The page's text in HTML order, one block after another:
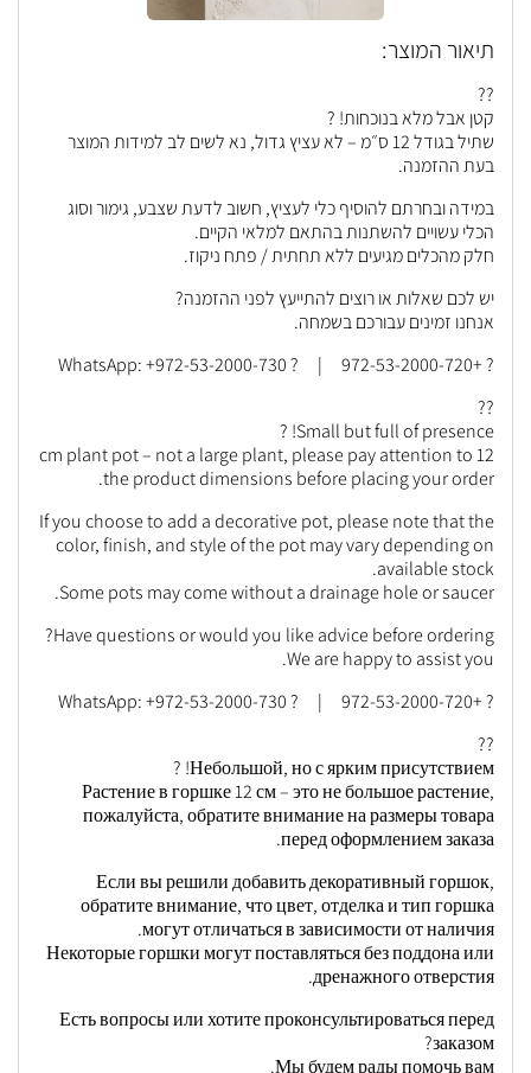
תיאור המוצר:
??
קטן אבל מלא בנוכחות! ?
שתיל בגודל 12 ס״מ – לא עציץ גדול, נא לשים לב למידות המוצר
בעת ההזמנה.
במידה ובחרתם להוסיף כלי לעציץ, חשוב לדעת שצבע, גימור וסוג
הכלי עשויים להשתנות בהתאם למלאי הקיים.
חלק מהכלים מגיעים ללא תחתית / פתח ניקוז.
יש לכם שאלות או רוצים להתייעץ לפני ההזמנה?
אנחנו זמינים עבורכם בשמחה.
? +972-53-2000-720 | ? WhatsApp: +972-53-2000-730
??
Small but full of presence! ?
12 cm plant pot – not a large plant, please pay attention to
the product dimensions before placing your order.
If you choose to add a decorative pot, please note that the
color, finish, and style of the pot may vary depending on
available stock.
Some pots may come without a drainage hole or saucer.
Have questions or would you like advice before ordering?
We are happy to assist you.
? +972-53-2000-720 | ? WhatsApp: +972-53-2000-730
??
Небольшой, но с ярким присутствием! ?
Растение в горшке 12 см – это не большое растение,
пожалуйста, обратите внимание на размеры товара
перед оформлением заказа.
Если вы решили добавить декоративный горшок,
обратите внимание, что цвет, отделка и тип горшка
могут отличаться в зависимости от наличия.
Некоторые горшки могут поставляться без поддона или
дренажного отверстия.
Есть вопросы или хотите проконсультироваться перед
заказом?
Мы будем рады помочь вам.